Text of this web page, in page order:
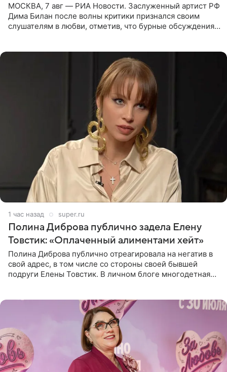
МОСКВА, 7 авг — РИА Новости. Заслуженный артист РФ
Дима Билан после волны критики признался своим
слушателям в любви, отметив, что бурные обсуждения
1 час назад super.ru
Полина Диброва публично задела Елену
Товстик: «Оплаченный алиментами хейт»
Полина Диброва публично отреагировала на негатив в
свой адрес, в том числе со стороны своей бывшей
подруги Елены Товстик. В личном блоге многодетная